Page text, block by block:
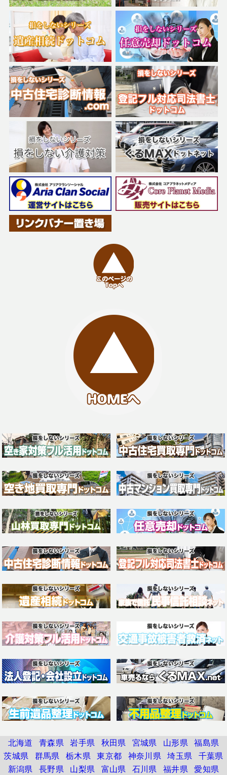
北海道 青森県 岩手県 秋田県 宮城県 山形県 福島県
茨城県 群馬県 栃木県 東京都 神奈川県 埼玉県 千葉県
新潟県 長野県 山梨県 富山県 石川県 福井県 愛知県